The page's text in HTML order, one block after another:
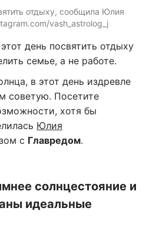
отдыху, сообщила Юлия
vash_astrolog_j
день посвятить отдыху
семье, а не работе.
в этот день издревле
советую. Посетите
хотя бы
Юлия
с Главредом.
солнцестояние и
идеальные